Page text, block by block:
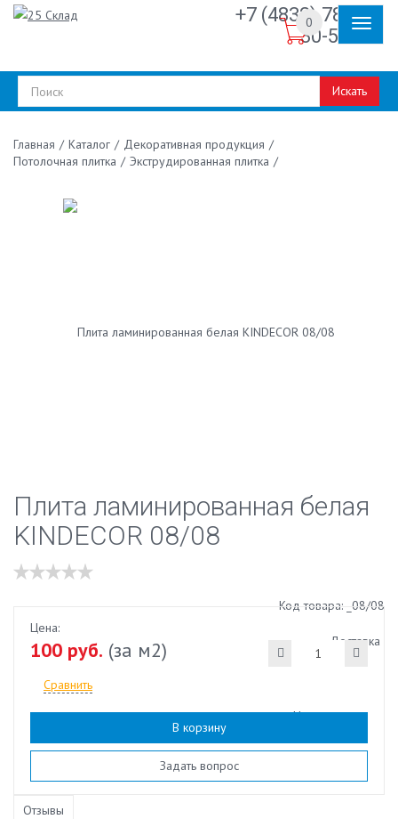
+7 (4832) 78-
30-50
Искать
0
Главная / Каталог / Декоративная продукция /
Потолочная плитка / Экструдированная плитка /
Плита ламинированная белая
KINDECOR 08/08
Наличие:есть
Код товара: _08/08
Доставка
Цена:
100 руб. (за м2)
Сравнить
В корзину
Задать вопрос
Отзывы